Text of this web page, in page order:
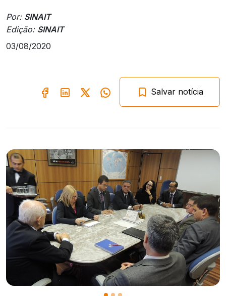
Por: SINAIT
Edição: SINAIT
03/08/2020
Salvar notícia